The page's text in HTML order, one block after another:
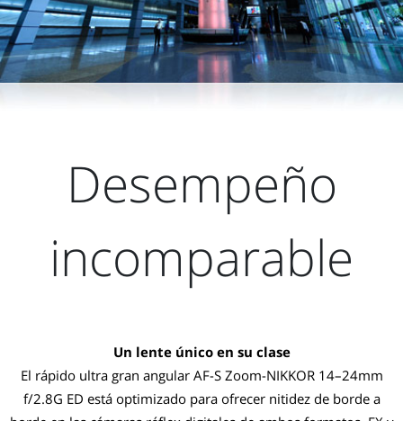
Desempeño
incomparable
Un lente único en su clase
El rápido ultra gran angular AF-S Zoom-NIKKOR 14–24mm
f/2.8G ED está optimizado para ofrecer nitidez de borde a